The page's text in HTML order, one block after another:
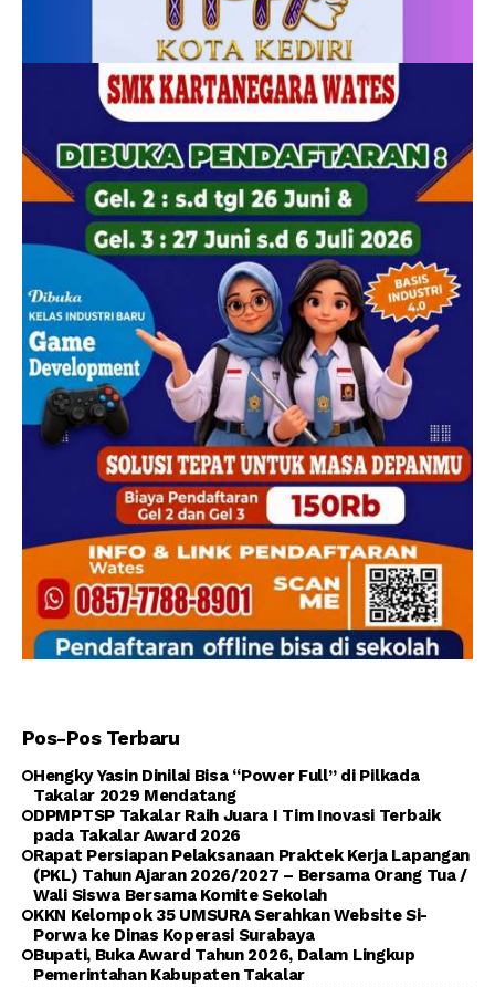
Pos-Pos Terbaru
Hengky Yasin Dinilai Bisa “Power Full” di Pilkada
Takalar 2029 Mendatang
DPMPTSP Takalar Raih Juara I Tim Inovasi Terbaik
pada Takalar Award 2026
Rapat Persiapan Pelaksanaan Praktek Kerja Lapangan
(PKL) Tahun Ajaran 2026/2027 – Bersama Orang Tua /
Wali Siswa Bersama Komite Sekolah
KKN Kelompok 35 UMSURA Serahkan Website Si-
Porwa ke Dinas Koperasi Surabaya
Bupati, Buka Award Tahun 2026, Dalam Lingkup
Pemerintahan Kabupaten Takalar